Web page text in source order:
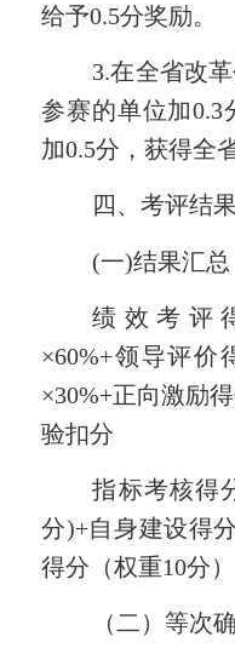
给予0.5分奖励。
3.在全省改
参赛的单位加0.3
加0.5分，获得全
四、考评结
(一)结果汇总
绩效考评
×60%+领导评价
×30%+正向激励
验扣分
指标考核得
分)+自身建设得
得分（权重10分）
（二）等次